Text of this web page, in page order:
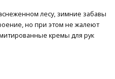
лесу, зимние забавы
но при этом не жалеют
кремы для рук